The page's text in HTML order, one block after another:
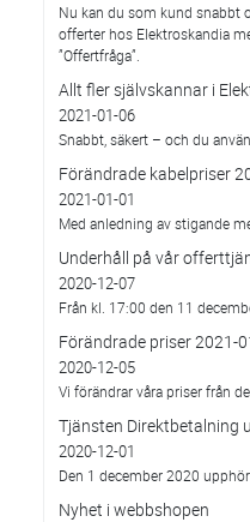
Nu kan du som kund snabbt
offerter hos Elektroskandia
”Offertfråga”.
Allt fler självskannar i
2021-01-06
Snabbt, säkert – och du
Förändrade kabelpriser
2021-01-01
Med anledning av stigande
Underhåll på vår
2020-12-07
Från kl. 17:00 den 11
Förändrade priser 2021-
2020-12-05
Vi förändrar våra priser från
Tjänsten Direktbetalning
2020-12-01
Den 1 december 2020
Nyhet i webbshopen